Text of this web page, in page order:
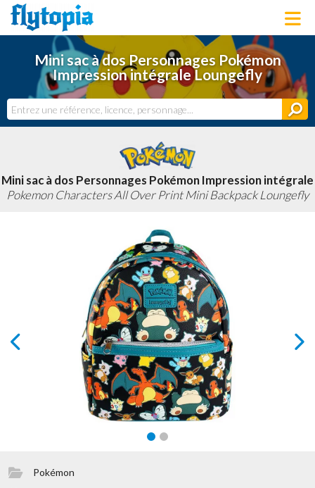
LICENCES
NOUVEAUTÉS
BONS PLANS
ACTUALITÉS
DERNIERS AJOUTS
Mini sac à dos Personnages Pokémon
Impression intégrale Loungefly
Mini sac à dos Personnages Pokémon Impression intégrale
Pokemon Characters All Over Print Mini Backpack Loungefly
Pokémon